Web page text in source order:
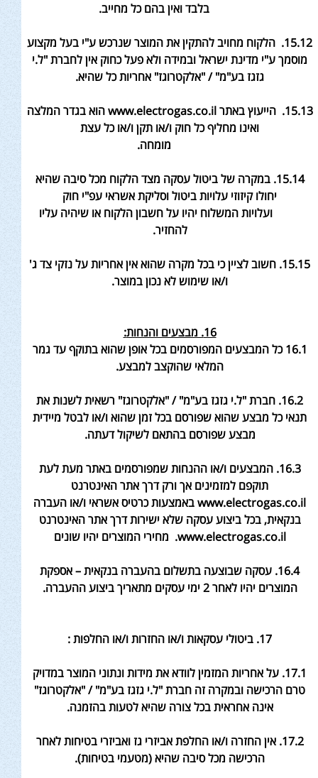
בלבד ואין בהם כל מחייב.
15.12. הלקוח מחויב להתקין את המוצר שנרכש ע"י בעל מקצוע
מוסמך ע"י מדינת ישראל ובמידה ולא פעל כחוק אין לחברת "ל.י
גזגז בע"מ" / "אלקטרוגז" אחריותכל שהיא.
15.13. הייעוץ באתר
www.electrogas.co.il הוא בגדר המלצה
ואינו מחליף כל חוק ו/או תקן ו/או כל עצת
מומחה.
15.14. במקרה של ביטול עסקה מצד הלקוח מכל סיבה שהיא
יחולו קיזוזי עלויות ביטול וסליקת אשראי עפ"י חוק
ועלויות המשלוח יהיו על חשבון הלקוח או שיהיה עליו
להחזיר.
15.15. חשוב לציין כי בכל מקרה שהוא אין אחריות על נזקי צד ג'
ו/או שימוש לא נכון במוצר.
16. מבצעים והנחות
:
16.1 כל המבצעים המפורסמים בכל אופן שהוא בתוקף
עד גמר
המלאי שהוקצב למבצע.
16.2. חברת "ל.י גזגז בע"מ" / "אלקטרוגז" רשאית לשנות את
תנאי כל מבצע שהוא שפורסם בכל זמן שהוא ו/או לבטל מיידית
מבצע שפורסם בהתאם לשיקול דעתה.
16.3. המבצעים ו/או ההנחות שמפורסמים באתר מעת לעת
תוקפם למזמינים אך ורק דרך אתר האינטרנט
www.electrogas.co.il באמצעות כרטיס אשראי ו/או העברה
בנקאית, בכל ביצוע עסקה שלא ישירות דרך אתר האינטרנט
www.electrogas.co.il. מחירי המוצרים יהיו שונים
16.4. עסקה שבוצעה בתשלום בהעברה בנקאית – אספקת
המוצרים יהיו לאחר 2 ימי עסקים מתאריך ביצוע ההעברה
.
17. ביטולי עסקאות ו/או החזרות ו/או החלפות :
17.1. על אחריות המזמין לוודא את מידות ונתוני המוצר במדויק
טרם הרכישה ובמקרה זה חברת "ל.י גזגז בע"מ" / "אלקטרוגז"
אינה אחראית בכל צורה שהיא לטעות בהזמנה.
17.2. אין החזרה ו/או החלפת אביזרי גז ואביזרי בטיחות לאחר
הרכישה מכל סיבה שהיא (מטעמי בטיחות).